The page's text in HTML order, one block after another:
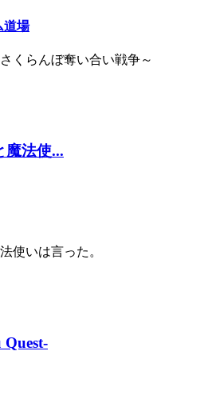
道場
くらんぼ奪い合い戦争～
魔法使...
使いは言った。
Quest-